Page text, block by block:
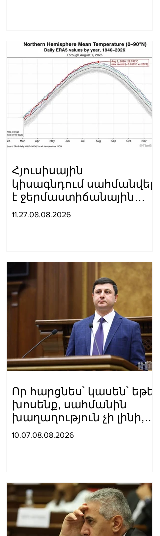
Հյուսիսային
կիսագնդում սահմանվել
է ջերմաստիճանային
նոր ռեկորդ․ Լևոն
11.27.08.08.2026
Որ հարցնես՝ կասեն՝ եթե
խոսենք, սահմանին
խաղաղություն չի լինի,
պшտերազմ կuադրենք և
10.07.08.08.2026